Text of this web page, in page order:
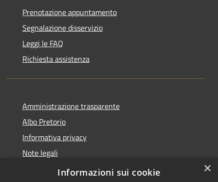
Prenotazione appuntamento
Segnalazione disservizio
Leggi le FAQ
Richiesta assistenza
Amministrazione trasparente
Albo Pretorio
Informativa privacy
Note legali
Dichiarazione di accessibilità
×
Informazioni sui cookie